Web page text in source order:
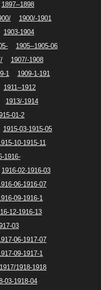
1897--1898
1900/-1901
1903-1904
1905--1905-06
1907/-1908
1
1909-1-191
1911--1912
1913/-1914
01-2
1915-03-1915-05
10-1915-11
1916-
1916-02-1916-03
06-1916-07
09-1916-1
12-1916-13
03
06-1917-07
09-1917-1
1917/1918-1918
03-1918-04